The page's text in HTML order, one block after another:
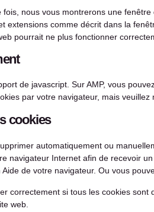
nous vous montrerons une
extensions comme décrit dans la
pourrait ne plus fonctionner
de javascript. Sur AMP, vous
par votre navigateur, mais
cookies
automatiquement ou
navigateur Internet afin de recevoir
de votre navigateur. Ou vous
correctement si tous les cookies
web.